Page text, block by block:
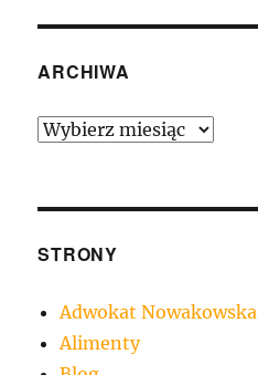
ARCHIWA
Archiwa
STRONY
Adwokat Nowakowska
Alimenty